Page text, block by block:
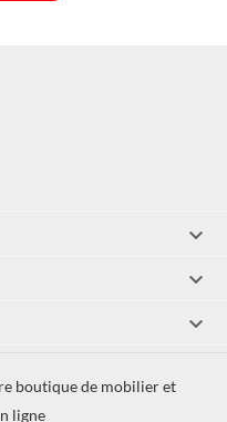



boutique de mobilier et
ligne